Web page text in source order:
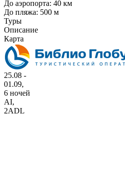
До аэропорта: 40 км
До пляжа: 500 м
Туры
Описание
Карта
25.08 -
01.09,
6 ночей
AI,
2ADL